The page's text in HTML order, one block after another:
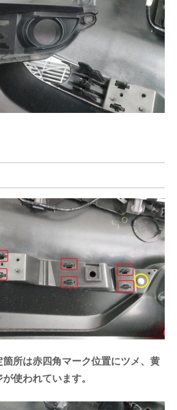
所は赤四角マーク位置にツメ、黄
使われています。